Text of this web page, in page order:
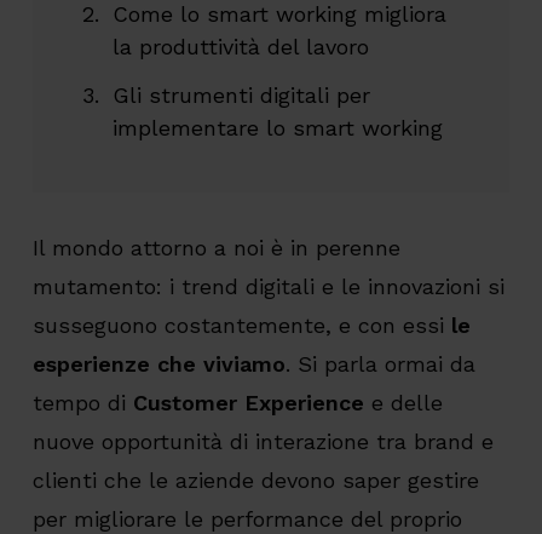
Come lo smart working migliora
la produttività del lavoro
Gli strumenti digitali per
implementare lo smart working
Il mondo attorno a noi è in perenne
mutamento: i trend digitali e le innovazioni si
susseguono costantemente, e con essi le
esperienze che viviamo. Si parla ormai da
tempo di Customer Experience e delle
nuove opportunità di interazione tra brand e
clienti che le aziende devono saper gestire
per migliorare le performance del proprio